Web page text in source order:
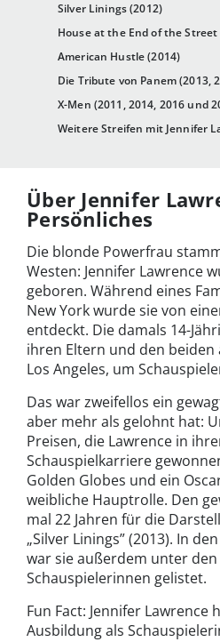
Silver Linings (2012)
House at the End of the Street
American Hustle (2014)
Die Tribute von Panem (2013,
X-Men (2011, 2014, 2016 und
Weitere Streifen mit Jennifer
Über Jennifer
Persönliches
Die blonde Powerfrau
Westen: Jennifer Lawrence
geboren. Während eines
New York wurde sie von
entdeckt. Die damals 14-
ihren Eltern und den
Los Angeles, um
Das war zweifellos ein
aber mehr als gelohnt hat:
Preisen, die Lawrence in
Schauspielkarriere
Golden Globes und ein
weibliche Hauptrolle. Den
mal 22 Jahren für die
„Silver Linings” (2013). In
war sie außerdem unter
Schauspielerinnen gelistet.
Fun Fact: Jennifer
Ausbildung als